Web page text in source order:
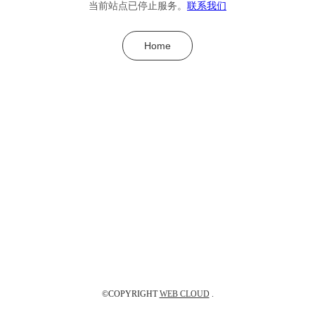
当前站点已停止服务。 联系我们
Home
©COPYRIGHTWEB CLOUD.